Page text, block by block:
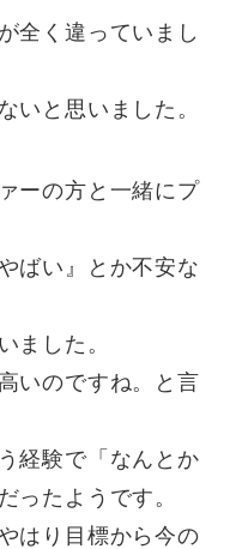
全く違っていまし
いと思いました。
ーの方と一緒にプ
ばい』とか不安な
ました。
いのですね。と言
経験で「なんとか
ったようです。
はり目標から今の